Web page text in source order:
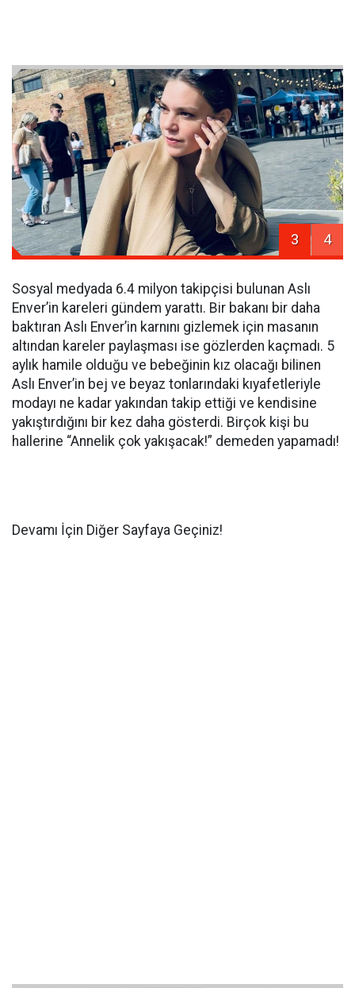
3 4
Sosyal medyada 6.4 milyon takipçisi bulunan Aslı
Enver’in kareleri gündem yarattı. Bir bakanı bir daha
baktıran Aslı Enver’in karnını gizlemek için masanın
altından kareler paylaşması ise gözlerden kaçmadı. 5
aylık hamile olduğu ve bebeğinin kız olacağı bilinen
Aslı Enver’in bej ve beyaz tonlarındaki kıyafetleriyle
modayı ne kadar yakından takip ettiği ve kendisine
yakıştırdığını bir kez daha gösterdi. Birçok kişi bu
hallerine “Annelik çok yakışacak!” demeden yapamadı!
Devamı İçin Diğer Sayfaya Geçiniz!